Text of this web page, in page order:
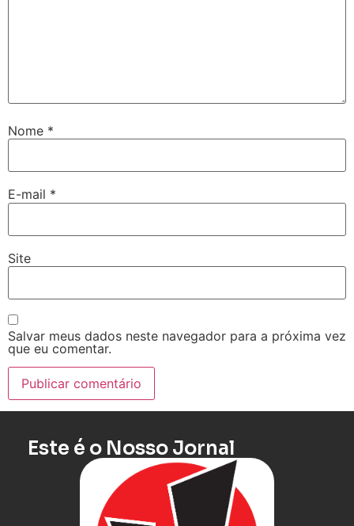
Nome *
E-mail *
Site
Salvar meus dados neste navegador para a próxima vez
que eu comentar.
Este é o Nosso Jornal